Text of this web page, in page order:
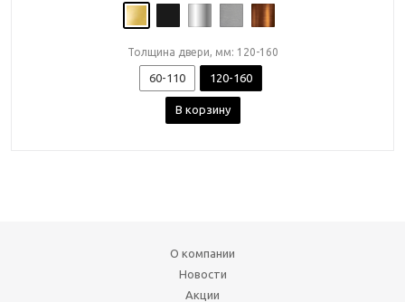
Толщина двери, мм: 120-160
60-110 120-160
В корзину
О компании
Новости
Акции